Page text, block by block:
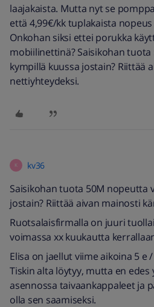
laajakaista. Mutta nyt se
että 4,99€/kk tuplakaista
Onkohan siksi ettei porukka
mobiilinettinä? Saisikohan
kympillä kuussa jostain? Riittää
nettiyhteydeksi.
K kv36
Saisikohan tuota 50M nopeutta
jostain? Riittää aivan mainosti
Ruotsalaisfirmalla on juuri
voimassa xx kuukautta
Elisa on jaellut viime aikoina 5 e
Tiskin alta löytyy, mutta en
asennossa taivaankappaleet ja
olla sen saamiseksi.